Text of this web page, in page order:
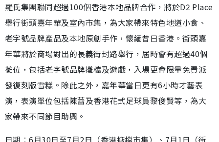
羅氏集團聯同超過100個香港本地品牌合作，將於D2 Place
舉行街頭嘉年華及室內市集，為大家帶來特色地道小食、
老字號品牌產品及本地原創手作，懷緬昔日香港。街頭嘉
年華將於商場對出的長義街封路舉行，屆時會有超過40個
攤位，包括老字號品牌攤檔及遊戲，入場更會限量免費派
發復刻版雪糕。除此之外，嘉年華當日更有6小時才藝表
演，表演單位包括陳蕾及香港花式足球員黎俊賢等，為大
家帶來不同節目助興。
日期︰6月30日至7月2日（香港掂檔市集）、7月1日（街